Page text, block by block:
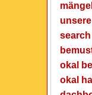
mängel
search
okal
okal